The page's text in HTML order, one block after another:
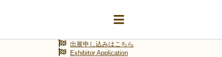
出展申し込みはこちら
Exhibitor Application